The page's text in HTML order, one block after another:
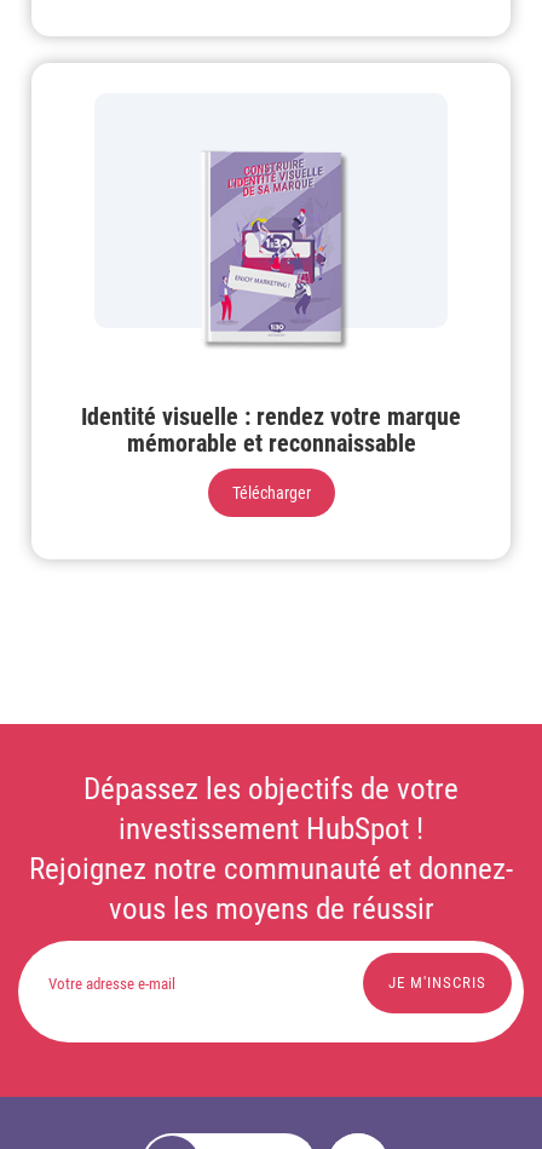
Identité visuelle : rendez votre marque
mémorable et reconnaissable
Télécharger
Dépassez les objectifs de votre
investissement HubSpot !
Rejoignez notre communauté et donnez-
vous les moyens de réussir